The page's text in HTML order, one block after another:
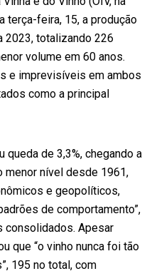
terça-feira, 15, a produção
2023, totalizando 226
volume em 60 anos.
e imprevisíveis em ambos
como a principal
de 3,3%, chegando a
nível desde 1961,
e geopolíticos,
de comportamento”,
consolidados. Apesar
que “o vinho nunca foi tão
195 no total, com